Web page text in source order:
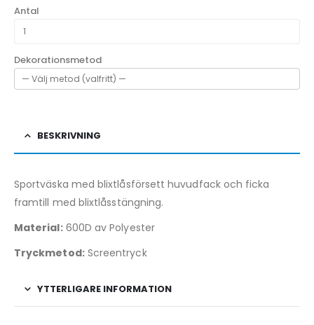
Antal
Dekorationsmetod
BESKRIVNING
Sportväska med blixtlåsförsett huvudfack och ficka
framtill med blixtlåsstängning.
Material:600D av Polyester
Tryckmetod:Screentryck
YTTERLIGARE INFORMATION